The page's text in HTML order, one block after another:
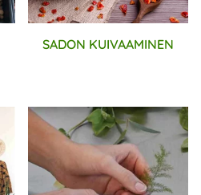
SADON KUIVAAMINEN